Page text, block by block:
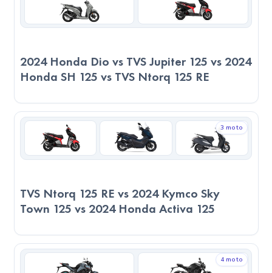
kabiliyeti sayesinde daha sportif veya agresif sürüş stiline
uygun olabilir. Diğer yandan 2023 TVS Ntorq 125 RE, daha
kullanım odaklı kullanıcılar için daha mantıklı bir seçenek
sunabilir. Son kararı verirken, sadece teknik verilere değil,
kullanım amacınıza, sürüş alışkanlıklarınıza ve motosikleti
nerede kullanacağınızı göz önünde bulundurmanız önemlidir.
2024 Honda Dio vs TVS Jupiter 125 vs 2024
Honda SH 125 vs TVS Ntorq 125 RE
3 moto
TVS Ntorq 125 RE vs 2024 Kymco Sky
Town 125 vs 2024 Honda Activa 125
4 moto